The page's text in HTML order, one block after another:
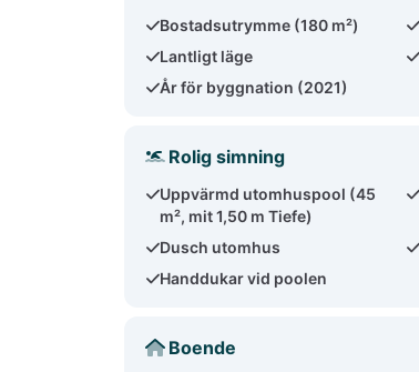
Bostadsutrymme (180 m²)
Lantligt läge
År för byggnation (2021)
Rolig simning
Uppvärmd utomhuspool (45
m², mit 1,50 m Tiefe)
Dusch utomhus
Handdukar vid poolen
Boende